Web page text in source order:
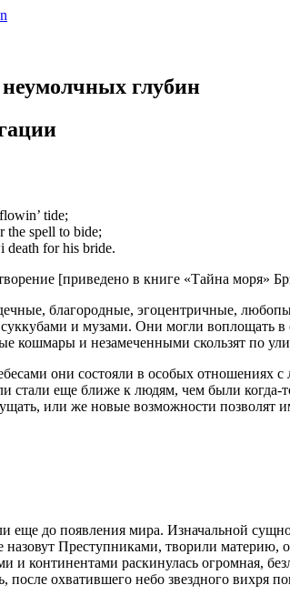
глубин
tide;
the spell to bide;
death for his bride.
[приведено в книге «Тайна моря»
благородные, эгоцентричные,
и музами. Они могли воплощать
кошмары и незамеченными скользят по
они состояли в особых отношениях с
стали еще ближе к людям, чем были когда-
или же новые возможности
еще до появления мира. Изначальной
Преступниками, творили материю,
и континентами раскинулась огромная,
после охватившего небо звездного вихря